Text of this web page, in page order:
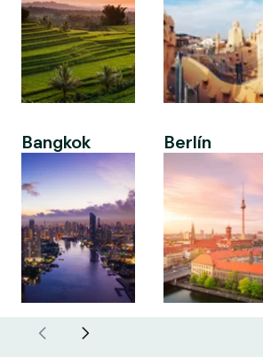
Bangkok Berlín